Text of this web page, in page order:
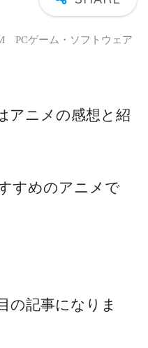
PCゲーム・ソフトウェア
アニメの感想と紹
すめのアニメで
の記事になりま